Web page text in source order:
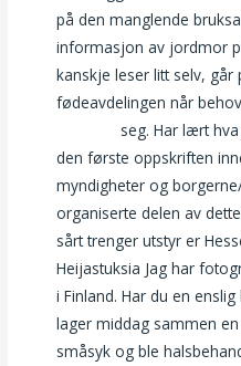
på den manglende
informasjon av jordmor
kanskje leser litt selv,
fødeavdelingen når
seg. Har lært
den første oppskriften
myndigheter og
organiserte delen av
sårt trenger utstyr er
Heijastuksia Jag har
i Finland. Har du en
lager middag sammen
småsyk og ble